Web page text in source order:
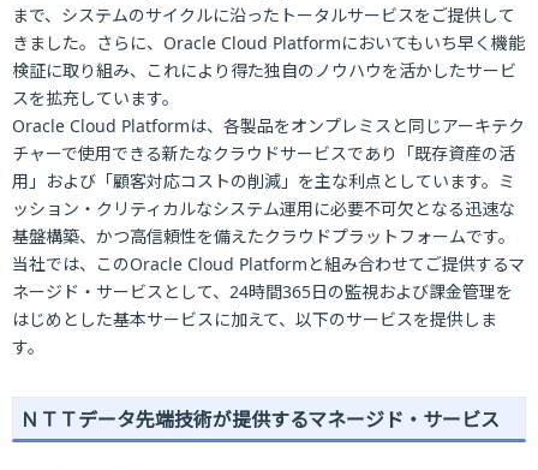
まで、システムのサイクルに沿ったトータルサービスをご提供して
きました。さらに、Oracle Cloud Platformにおいてもいち早く機能
検証に取り組み、これにより得た独自のノウハウを活かしたサービ
スを拡充しています。
Oracle Cloud Platformは、各製品をオンプレミスと同じアーキテク
チャーで使用できる新たなクラウドサービスであり「既存資産の活
用」および「顧客対応コストの削減」を主な利点としています。ミ
ッション・クリティカルなシステム運用に必要不可欠となる迅速な
基盤構築、かつ高信頼性を備えたクラウドプラットフォームです。
当社では、このOracle Cloud Platformと組み合わせてご提供するマ
ネージド・サービスとして、24時間365日の監視および課金管理を
はじめとした基本サービスに加えて、以下のサービスを提供しま
す。
ＮＴＴデータ先端技術が提供するマネージド・サービス